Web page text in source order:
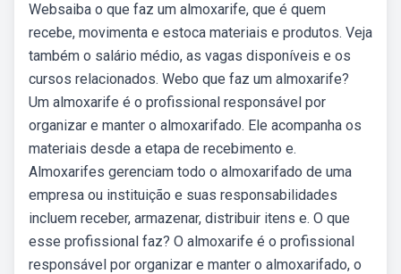
Websaiba o que faz um almoxarife, que é quem
recebe, movimenta e estoca materiais e produtos. Veja
também o salário médio, as vagas disponíveis e os
cursos relacionados. Webo que faz um almoxarife?
Um almoxarife é o profissional responsável por
organizar e manter o almoxarifado. Ele acompanha os
materiais desde a etapa de recebimento e.
Almoxarifes gerenciam todo o almoxarifado de uma
empresa ou instituição e suas responsabilidades
incluem receber, armazenar, distribuir itens e. O que
esse profissional faz? O almoxarife é o profissional
responsável por organizar e manter o almoxarifado, o